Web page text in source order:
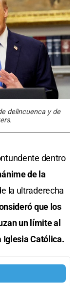
delincuenca y de
dentro
de la
la ultraderecha
que los
un límite al
Iglesia Católica.